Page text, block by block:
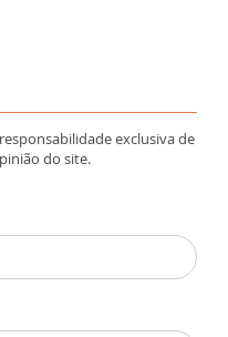
exclusiva de
do site.